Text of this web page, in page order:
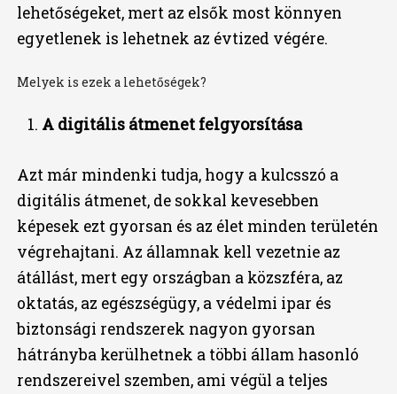
lehetőségeket, mert az elsők most könnyen
egyetlenek is lehetnek az évtized végére.
Melyek is ezek a lehetőségek?
A digitális átmenet felgyorsítása
Azt már mindenki tudja, hogy a kulcsszó a
digitális átmenet, de sokkal kevesebben
képesek ezt gyorsan és az élet minden területén
végrehajtani. Az államnak kell vezetnie az
átállást, mert egy országban a közszféra, az
oktatás, az egészségügy, a védelmi ipar és
biztonsági rendszerek nagyon gyorsan
hátrányba kerülhetnek a többi állam hasonló
rendszereivel szemben, ami végül a teljes